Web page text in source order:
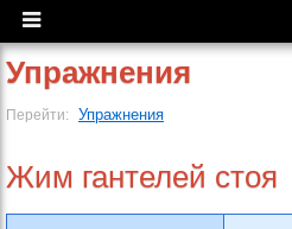
Упражнения
Перейти: Упражнения
Жим гантелей стоя